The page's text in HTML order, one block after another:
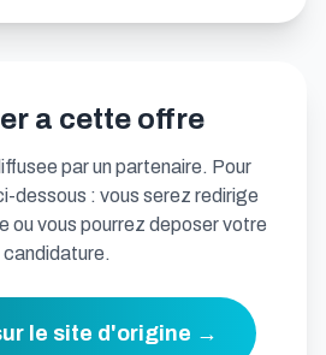
a cette offre
par un partenaire. Pour
dessous : vous serez redirige
ou vous pourrez deposer votre
candidature.
le site d'origine →